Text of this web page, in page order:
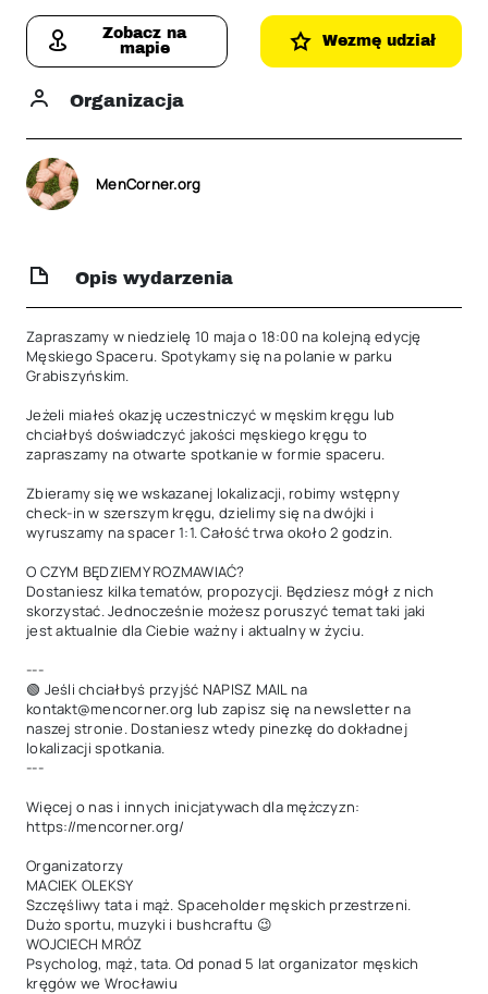
Zobacz na
mapie
Wezmę udział
Organizacja
MenCorner.org
Opis wydarzenia
Zapraszamy w niedzielę 10 maja o 18:00 na kolejną edycję
Męskiego Spaceru. Spotykamy się na polanie w parku
Grabiszyńskim.
Jeżeli miałeś okazję uczestniczyć w męskim kręgu lub
chciałbyś doświadczyć jakości męskiego kręgu to
zapraszamy na otwarte spotkanie w formie spaceru.
Zbieramy się we wskazanej lokalizacji, robimy wstępny
check-in w szerszym kręgu, dzielimy się na dwójki i
wyruszamy na spacer 1:1. Całość trwa około 2 godzin.
O CZYM BĘDZIEMY ROZMAWIAĆ?
Dostaniesz kilka tematów, propozycji. Będziesz mógł z nich
skorzystać. Jednocześnie możesz poruszyć temat taki jaki
jest aktualnie dla Ciebie ważny i aktualny w życiu.
---
🟢 Jeśli chciałbyś przyjść NAPISZ MAIL na
kontakt@mencorner.org lub zapisz się na newsletter na
naszej stronie. Dostaniesz wtedy pinezkę do dokładnej
lokalizacji spotkania.
---
Więcej o nas i innych inicjatywach dla mężczyzn:
https://mencorner.org/
Organizatorzy
MACIEK OLEKSY
Szczęśliwy tata i mąż. Spaceholder męskich przestrzeni.
Dużo sportu, muzyki i bushcraftu 😉
WOJCIECH MRÓZ
Psycholog, mąż, tata. Od ponad 5 lat organizator męskich
kręgów we Wrocławiu